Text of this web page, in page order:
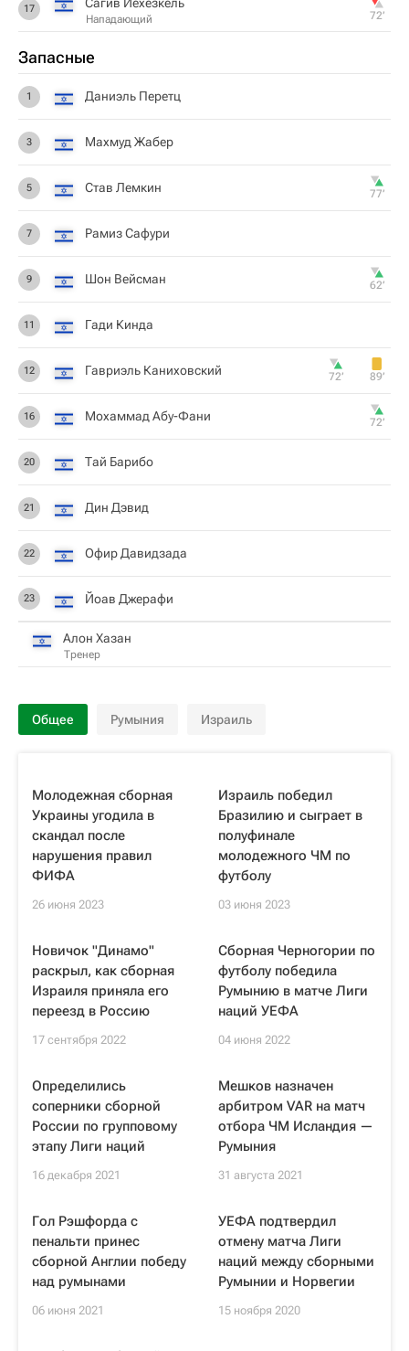
17
Нападающий 72‎’‎
Запасные
1 Даниэль Перетц
3 Махмуд Жабер
5 Став Лемкин 77‎’‎
7 Рамиз Сафури
9 Шон Вейсман 62‎’‎
11 Гади Кинда
12 Гавриэль Каниховский 72‎’‎ 89‎’‎
16 Мохаммад Абу-Фани 72‎’‎
20 Тай Барибо
21 Дин Дэвид
22 Офир Давидзада
23 Йоав Джерафи
Алон Хазан
Тренер
Общее Румыния Израиль
Молодежная сборная
Украины угодила в
скандал после
нарушения правил
ФИФА
26 июня 2023
Израиль победил
Бразилию и сыграет в
полуфинале
молодежного ЧМ по
футболу
03 июня 2023
Новичок "Динамо"
раскрыл, как сборная
Израиля приняла его
переезд в Россию
17 сентября 2022
Сборная Черногории по
футболу победила
Румынию в матче Лиги
наций УЕФА
04 июня 2022
Определились
соперники сборной
России по групповому
этапу Лиги наций
16 декабря 2021
Мешков назначен
арбитром VAR на матч
отбора ЧМ Исландия —
Румыния
31 августа 2021
Гол Рэшфорда с
пенальти принес
сборной Англии победу
над румынами
06 июня 2021
УЕФА подтвердил
отмену матча Лиги
наций между сборными
Румынии и Норвегии
15 ноября 2020